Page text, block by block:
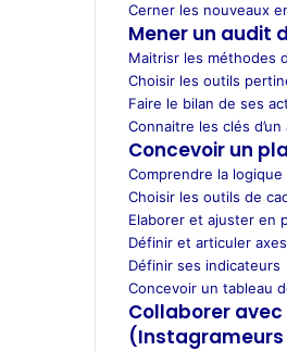
Cerner les nouveaux
Mener un audit
Maitrisr les méthodes
Choisir les outils
Faire le bilan de ses
Connaitre les clés
Concevoir un
Comprendre la
Choisir les outils de
Elaborer et ajuster en
Définir et articuler
Définir ses indicateurs
Concevoir un tableau
Collaborer